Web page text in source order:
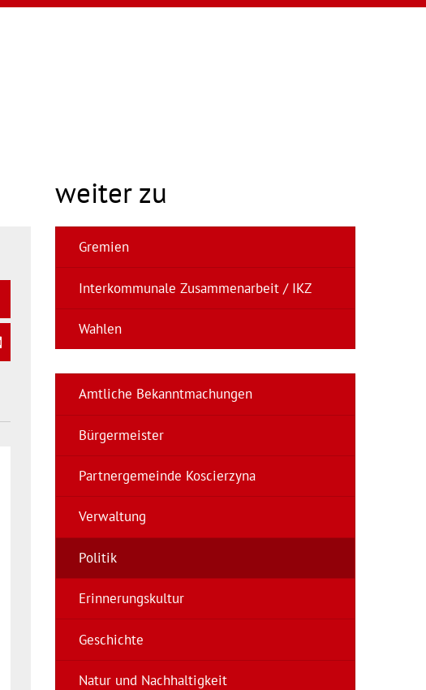
weiter zu
Gremien
Interkommunale Zusammenarbeit / IKZ
Wahlen
Amtliche Bekanntmachungen
Bürgermeister
Partnergemeinde Koscierzyna
Verwaltung
Politik
Erinnerungskultur
Geschichte
Natur und Nachhaltigkeit